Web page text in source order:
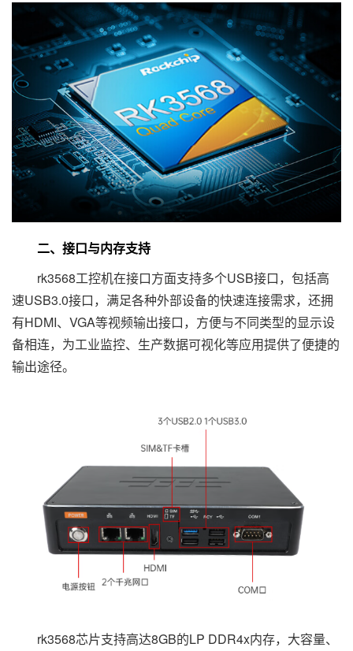
二、接口与内存支持
rk3568工控机在接口方面支持多个USB接口，包括高
速USB3.0接口，满足各种外部设备的快速连接需求，还拥
有HDMI、VGA等视频输出接口，方便与不同类型的显示设
备相连，为工业监控、生产数据可视化等应用提供了便捷的
输出途径。
rk3568芯片支持高达8GB的LP DDR4x内存，大容量、